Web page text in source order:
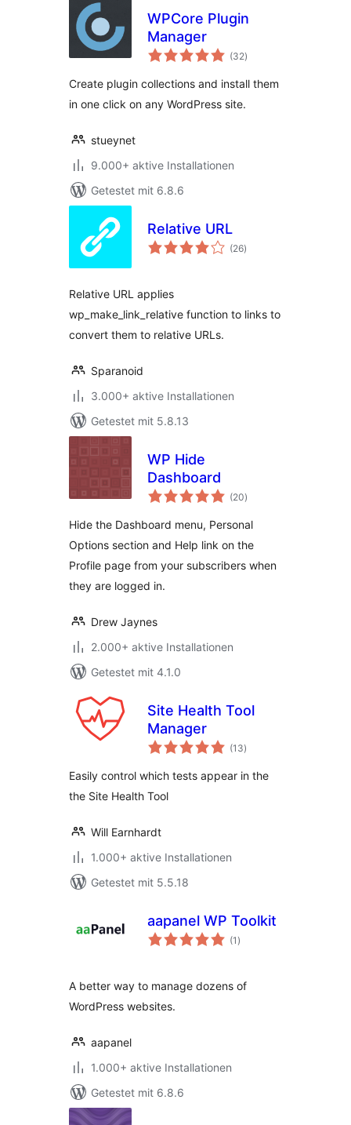
WPCore Plugin
Manager
(32Bewertungen
insgesamt
)
Create plugin collections and install them
in one click on any WordPress site.
stueynet
9.000+ aktive Installationen
Getestet mit 6.8.6
Relative URL
(26Bewertungen
insgesamt
)
Relative URL applies
wp_make_link_relative function to links to
convert them to relative URLs.
Sparanoid
3.000+ aktive Installationen
Getestet mit 5.8.13
WP Hide
Dashboard
(20Bewertungen
insgesamt
)
Hide the Dashboard menu, Personal
Options section and Help link on the
Profile page from your subscribers when
they are logged in.
Drew Jaynes
2.000+ aktive Installationen
Getestet mit 4.1.0
Site Health Tool
Manager
(13Bewertungen
insgesamt
)
Easily control which tests appear in the
the Site Health Tool
Will Earnhardt
1.000+ aktive Installationen
Getestet mit 5.5.18
aapanel WP Toolkit
(1 Bewertungen
insgesamt
)
A better way to manage dozens of
WordPress websites.
aapanel
1.000+ aktive Installationen
Getestet mit 6.8.6